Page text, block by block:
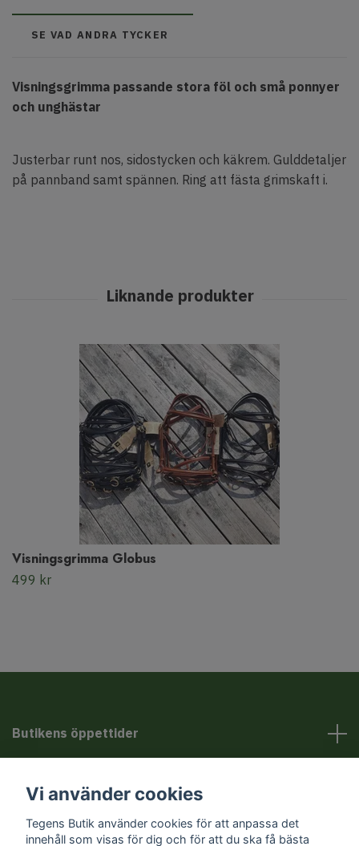
SE VAD ANDRA TYCKER
Visningsgrimma passande stora föl och små ponnyer
och unghästar
Justerbar runt nos, sidostycken och käkrem. Gulddetaljer
på pannband samt spännen. Ring att fästa grimskaft i.
Visningsgrimma Globus
499 kr
Butikens öppettider
Sociala medier
Vi använder cookies
Tegens Butik använder cookies för att anpassa det
innehåll som visas för dig och för att du ska få bästa